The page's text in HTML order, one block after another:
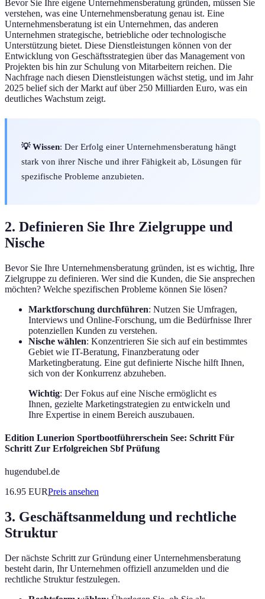
Bevor Sie Ihre eigene Unternehmensberatung gründen, müssen Sie
verstehen, was eine Unternehmensberatung genau ist. Eine
Unternehmensberatung ist ein Unternehmen, das anderen
Unternehmen strategische, betriebliche oder technologische
Unterstützung bietet. Diese Dienstleistungen können von der
Entwicklung von Geschäftsstrategien über das Management von
Projekten bis hin zur Schulung von Mitarbeitern reichen. Die
Nachfrage nach diesen Dienstleistungen wächst stetig, und im Jahr
2025 belief sich der Markt auf über 250 Milliarden Euro, was ein
deutliches Wachstum zeigt.
💡 Wissen: Der Erfolg einer Unternehmensberatung hängt
stark von ihrer Nische und ihrer Fähigkeit ab, Lösungen für
spezifische Probleme anzubieten.
2. Definieren Sie Ihre Zielgruppe und
Nische
Bevor Sie Ihre Unternehmensberatung gründen, ist es wichtig, Ihre
Zielgruppe zu definieren. Wer sind die Kunden, die Sie ansprechen
möchten? Welche spezifischen Probleme können Sie lösen?
Marktforschung durchführen: Nutzen Sie Umfragen,
Interviews und Online-Forschung, um die Bedürfnisse Ihrer
potenziellen Kunden zu verstehen.
Nische wählen: Konzentrieren Sie sich auf ein bestimmtes
Gebiet wie IT-Beratung, Finanzberatung oder
Marketingberatung. Eine gut definierte Nische hilft Ihnen,
sich von der Konkurrenz abzuheben.
Wichtig: Der Fokus auf eine Nische ermöglicht es
Ihnen, gezielte Marketingstrategien zu entwickeln und
Ihre Expertise in einem Bereich auszubauen.
Edition Lunerion Sportbootführerschein See: Schritt Für
Schritt Zur Erfolgreichen Sbf Prüfung
hugendubel.de
16.95 EURPreis ansehen
3. Geschäftsanmeldung und rechtliche
Struktur
Der nächste Schritt zur Gründung einer Unternehmensberatung
besteht darin, Ihr Unternehmen offiziell anzumelden und die
rechtliche Struktur festzulegen.